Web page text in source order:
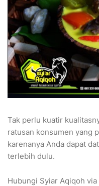
Tak perlu kuatir
ratusan konsumen yang
karenanya Anda dapat
terlebih dulu.
Hubungi Syiar Aqiqoh